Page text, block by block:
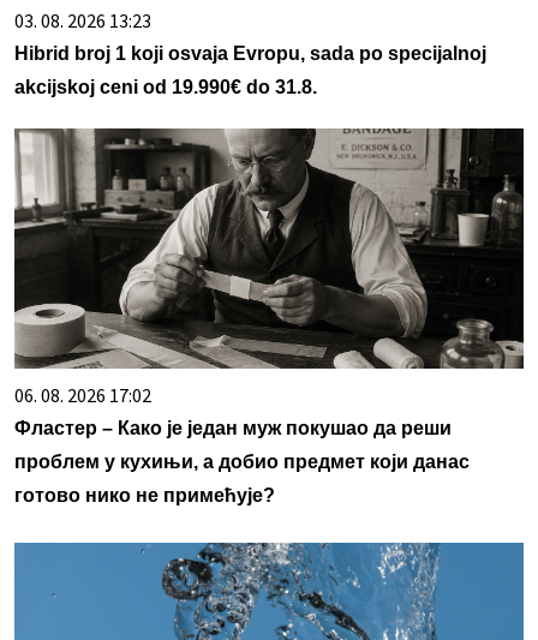
03. 08. 2026 13:23
Hibrid broj 1 koji osvaja Evropu, sada po specijalnoj
akcijskoj ceni od 19.990€ do 31.8.
06. 08. 2026 17:02
Фластер – Како је један муж покушао да реши
проблем у кухињи, а добио предмет који данас
готово нико не примећује?